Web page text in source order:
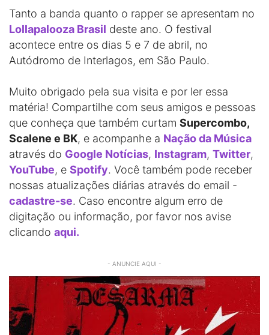
Tanto a banda quanto o rapper se apresentam no
Lollapalooza Brasil deste ano. O festival
acontece entre os dias 5 e 7 de abril, no
Autódromo de Interlagos, em São Paulo.
Muito obrigado pela sua visita e por ler essa
matéria! Compartilhe com seus amigos e pessoas
que conheça que também curtam Supercombo,
Scalene e BK, e acompanhe a Nação da Música
através do Google Notícias, Instagram, Twitter,
YouTube, e Spotify. Você também pode receber
nossas atualizações diárias através do email -
cadastre-se. Caso encontre algum erro de
digitação ou informação, por favor nos avise
clicando aqui.
- ANUNCIE AQUI -